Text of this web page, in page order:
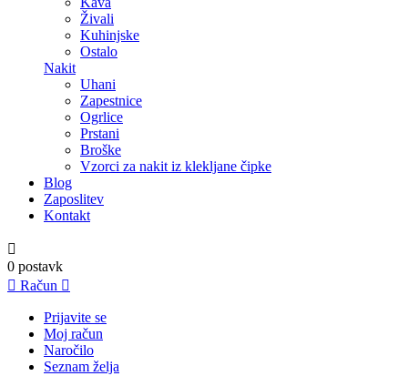
Živali
Kuhinjske
Ostalo
Nakit
Uhani
Zapestnice
Ogrlice
Prstani
Broške
Vzorci za nakit iz klekljane čipke
Blog
Zaposlitev
Kontakt

0 postavk
 Račun 
Prijavite se
Moj račun
Naročilo
Seznam želja